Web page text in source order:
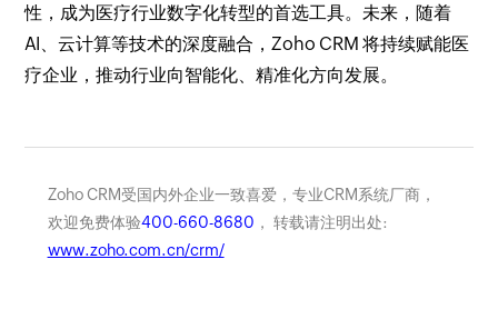
性，成为医疗行业数字化转型的首选工具。未来，随着
AI、云计算等技术的深度融合，Zoho CRM 将持续赋能医
疗企业，推动行业向智能化、精准化方向发展。
Zoho CRM受国内外企业一致喜爱，专业CRM系统厂商，
欢迎免费体验400-660-8680 ， 转载请注明出处:
www.zoho.com.cn/crm/